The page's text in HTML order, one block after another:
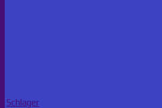
Posted
Schlager